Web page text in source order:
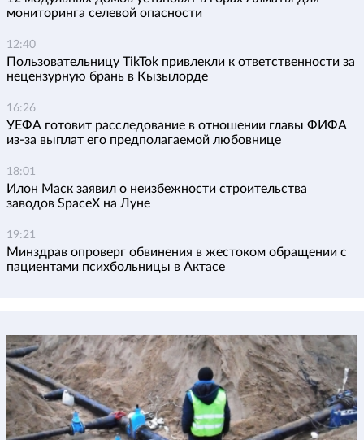
мониторинга селевой опасности
12:40
Пользовательницу TikTok привлекли к ответственности за
нецензурную брань в Кызылорде
16:26
УЕФА готовит расследование в отношении главы ФИФА
из-за выплат его предполагаемой любовнице
18:01
Илон Маск заявил о неизбежности строительства
заводов SpaceX на Луне
19:21
Минздрав опроверг обвинения в жестоком обращении с
пациентами психбольницы в Актасе